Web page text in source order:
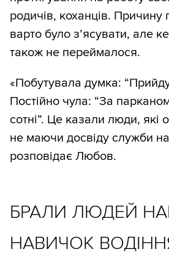
родичів, коханців. Причину
варто було з’ясувати, але
також не переймалося.
«Побутувала думка:
Постійно чула: “За
сотні”. Це казали люди, які
не маючи досвіду служби на
розповідає Любов.
БРАЛИ ЛЮДЕЙ
НАВИЧОК